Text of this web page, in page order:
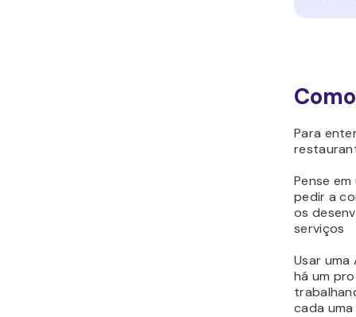
Para
Pense
pedir a
os
serviços
Usar
há um
cada uma